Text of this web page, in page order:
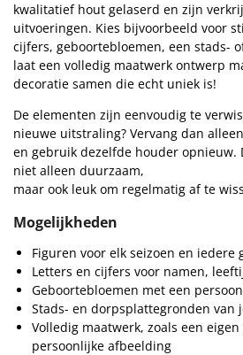
kwalitatief hout gelaserd en zijn
uitvoeringen. Kies bijvoorbeeld voor
cijfers, geboortebloemen, een stads-
laat een volledig maatwerk ontwerp
decoratie samen die echt uniek is!
De elementen zijn eenvoudig te
nieuwe uitstraling? Vervang dan
en gebruik dezelfde houder opnieuw.
niet alleen duurzaam,
maar ook leuk om regelmatig af te
Mogelijkheden
Figuren voor elk seizoen en iedere
Letters en cijfers voor namen,
Geboortebloemen met een
Stads- en dorpsplattegronden van
Volledig maatwerk, zoals een
persoonlijke afbeelding